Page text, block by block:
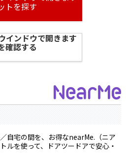
トを探す
確認する
自宅の間を、お得なnearMe.（ニア
ルを使って、ドアツードアで安心・